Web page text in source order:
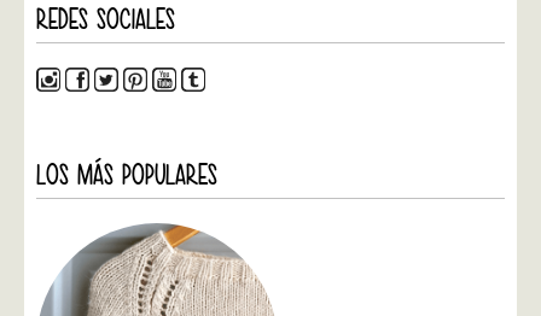
REDES SOCIALES
LOS MÁS POPULARES